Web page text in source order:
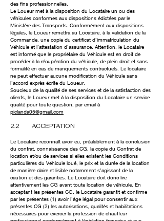
des fins professionnelles.
Le Loueur met à la disposition du Locataire un ou des
véhicules conformes aux dispositions édictées par le
Ministère des Transports. Conformément aux dispositions
légales, le Loueur remettra au Locataire, à la validation de la
Commande, une copie du certificat d’immatriculation du
Véhicule et l’attestation d’assurance. Attention, le Locataire
est informé que le propriétaire du Véhicule est en droit de
procéder à la récupération du véhicule, de plein droit et sans
formalité en cas de manquements contractuels. Le locataire
ne peut effectuer aucune modification du Véhicule sans
l’accord exprès écrite du Loueur.
Soucieux de la qualité de ses services et de la satisfaction des
clients, le Loueur met à la disposition du Locataire un service
qualité pour toute question, par email à
piclanda05@gmail.com
2.2 ACCEPTATION
Le Locataire reconnaît avoir eu, préalablement à la conclusion
du contrat, connaissance des CG, la copie du Contrat de
location et/ou de services si elles existent les Conditions
particulières du Véhicule loué, le prix et la durée de la location
de manière claire et lisible notamment s’agissant de la
caution et des garanties. Le Locataire doit donc lire
attentivement les CG avant toute location de véhicule. En
acceptant les présentes CG, le Locataire garantit et confirme
par les présentes (1) avoir l’âge légal pour consentir aux
présentes CG (2) les autorisations, qualités et habilitations
nécessaires pour exercer la profession de chauffeur